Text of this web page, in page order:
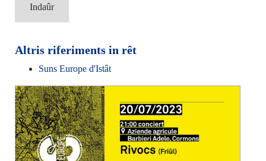
Indaûr
Altris riferiments in rêt
Suns Europe d'Istât